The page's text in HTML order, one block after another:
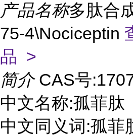
产品名称多肽合
75-4\Nociceptin
品 >
简介 CAS号
中文名称:孤菲肽
中文同义词:孤菲